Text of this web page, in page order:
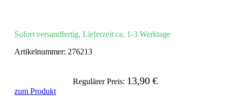
Sofort versandfertig, Lieferzeit ca. 1-3 Werktage
Artikelnummer: 276213
Regulärer Preis: 13,90 €
zum Produkt